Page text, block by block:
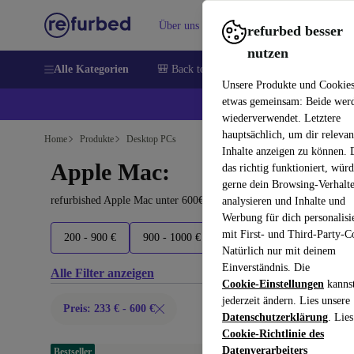
refurbed besser
nutzen
Unsere Produkte und
etwas gemeinsam: Beide
wiederverwendet. Letztere
hauptsächlich, um dir
Inhalte anzeigen zu können.
das richtig funktioniert,
gerne dein Browsing-
analysieren und Inhalte und
Werbung für dich
mit First- und Third-Party-
Natürlich nur mit deinem
Einverständnis. Die
Cookie-Einstellungen
jederzeit ändern. Lies unsere
Datenschutzerklärung.
Cookie-Richtlinie des
Datenverarbeiters
Über uns Verkaufen Hilfe
Alle Kategorien 🎒 Back to school
💰
Home Produkte Desktop PCs
Apple Mac:
refurbished Apple Mac unter 600€ kaufen – Qualität, Garantie und
200 - 900 € 900 - 1000 € 1000 - 1200 € 1200 -
Alle Filter anzeigen
Preis: 233 € - 600 €
Bestseller